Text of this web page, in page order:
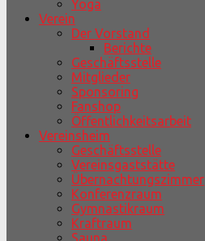
Yoga
Verein
Der Vorstand
Berichte
Geschäftsstelle
Mitglieder
Sponsoring
Fanshop
Öffentlichkeitsarbeit
Vereinsheim
Geschäftsstelle
Vereinsgaststätte
Übernachtungszimmer
Konferenzraum
Gymnastikraum
Kraftraum
Sauna